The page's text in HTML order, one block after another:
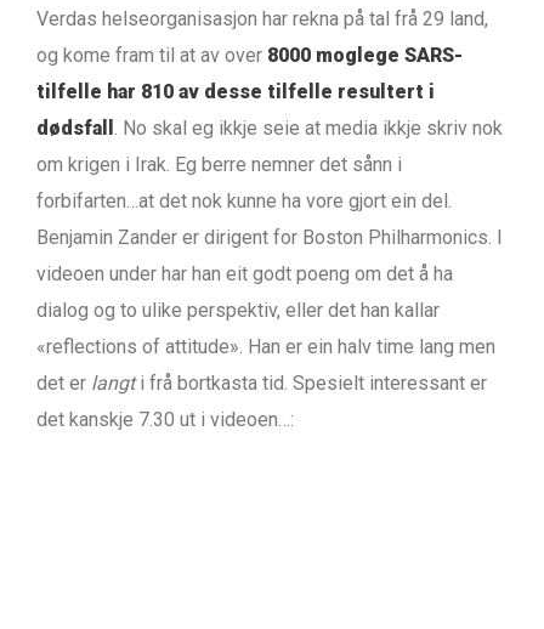
Verdas helseorganisasjon har rekna på tal frå 29 land,
og kome fram til at av over 8000 moglege SARS-
tilfelle har 810 av desse tilfelle resultert i
dødsfall . No skal eg ikkje seie at media ikkje skriv nok
om krigen i Irak. Eg berre nemner det sånn i
forbifarten…at det nok kunne ha vore gjort ein del.
Benjamin Zander er dirigent for Boston Philharmonics. I
videoen under har han eit godt poeng om det å ha
dialog og to ulike perspektiv, eller det han kallar
«reflections of attitude». Han er ein halv time lang men
det er langti frå bortkasta tid. Spesielt interessant er
det kanskje 7.30 ut i videoen…: